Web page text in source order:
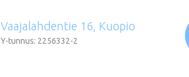
Vaajalahdentie 16, Kuopio
Y-tunnus: 2256332-2